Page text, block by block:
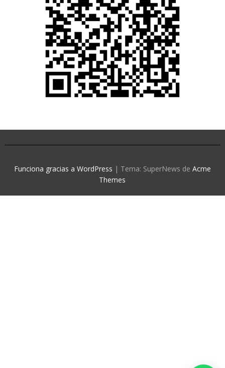
Funciona gracias a WordPress | Tema: SuperNews de Acme
Themes